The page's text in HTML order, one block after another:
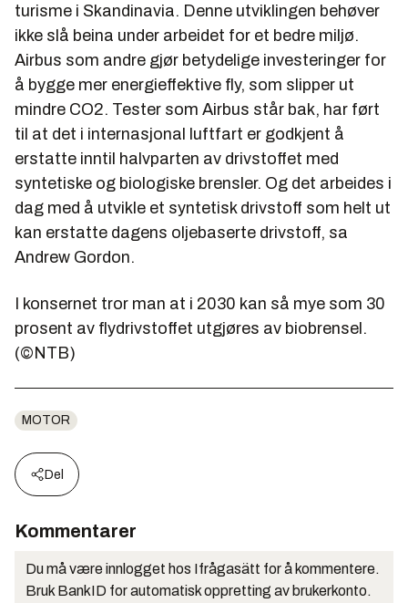
turisme i Skandinavia. Denne utviklingen behøver
ikke slå beina under arbeidet for et bedre miljø.
Airbus som andre gjør betydelige investeringer for
å bygge mer energieffektive fly, som slipper ut
mindre CO2. Tester som Airbus står bak, har ført
til at det i internasjonal luftfart er godkjent å
erstatte inntil halvparten av drivstoffet med
syntetiske og biologiske brensler. Og det arbeides i
dag med å utvikle et syntetisk drivstoff som helt ut
kan erstatte dagens oljebaserte drivstoff, sa
Andrew Gordon.
I konsernet tror man at i 2030 kan så mye som 30
prosent av flydrivstoffet utgjøres av biobrensel.
(©NTB)
MOTOR
Del
Kommentarer
Du må være innlogget hos Ifrågasätt for å kommentere.
Bruk BankID for automatisk oppretting av brukerkonto.